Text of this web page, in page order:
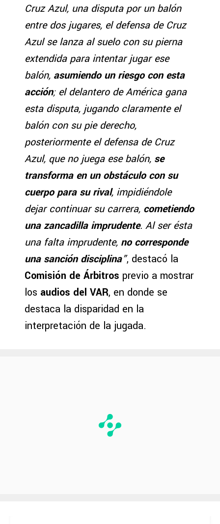
Cruz Azul, una disputa por un balón
entre dos jugares, el defensa de Cruz
Azul se lanza al suelo con su pierna
extendida para intentar jugar ese
balón, asumiendo un riesgo con esta
acción; el delantero de América gana
esta disputa, jugando claramente el
balón con su pie derecho,
posteriormente el defensa de Cruz
Azul, que no juega ese balón, se
transforma en un obstáculo con su
cuerpo para su rival, impidiéndole
dejar continuar su carrera, cometiendo
una zancadilla imprudente. Al ser ésta
una falta imprudente, no corresponde
una sanción disciplina”, destacó la
Comisión de Árbitros previo a mostrar
los audios del VAR, en donde se
destaca la disparidad en la
interpretación de la jugada.